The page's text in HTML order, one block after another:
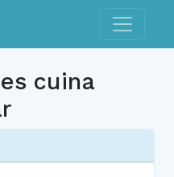
Toggle
cuina